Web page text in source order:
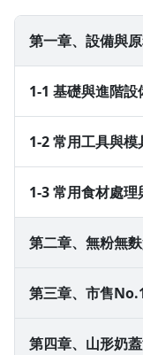
第一章、設備與
1-1 基礎與進階設
1-2 常用工具與模
1-3 常用食材處
第二章、無粉無
2-1 食材打泥技巧
2-2 肉胚的不塌
第三章、市售
3-1 馬鈴薯品種挑
第四章、山形奶